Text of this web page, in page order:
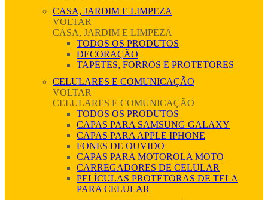
CASA, JARDIM E LIMPEZA
VOLTAR
CASA, JARDIM E LIMPEZA
TODOS OS PRODUTOS
DECORAÇÃO
TAPETES, FORROS E PROTETORES
CELULARES E COMUNICAÇÃO
VOLTAR
CELULARES E COMUNICAÇÃO
TODOS OS PRODUTOS
CAPAS PARA SAMSUNG GALAXY
CAPAS PARA APPLE IPHONE
FONES DE OUVIDO
CAPAS PARA MOTOROLA MOTO
CARREGADORES DE CELULAR
PELÍCULAS PROTETORAS DE TELA
PARA CELULAR